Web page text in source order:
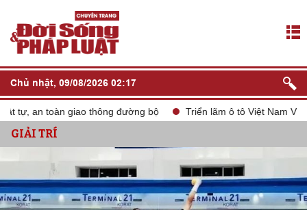
Chủ nhật, 09/08/2026 02:17
an toàn giao thông đường bộ Triển lãm ô tô Việt Nam VMS
GIẢI TRÍ